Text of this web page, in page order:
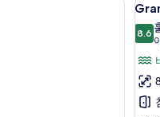
사
진
7
8.6
8.6(